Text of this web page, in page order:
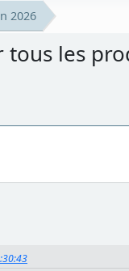
2026
les